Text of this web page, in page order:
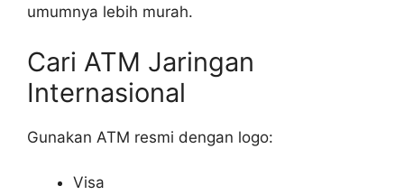
umumnya lebih murah.
Cari ATM Jaringan
Internasional
Gunakan ATM resmi dengan logo:
Visa